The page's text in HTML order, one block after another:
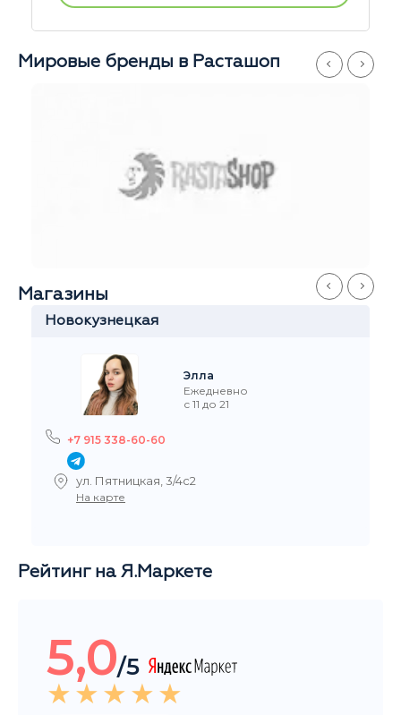
Мировые бренды в Расташоп
Китай-Город
ул.Забелина, 1
Рейтинг на Я.Маркете
5,0/5
Читать все отзывы
НАШИ ПОКУПАТЕЛИ ДОВОЛЬНЫ
Добрый день, большое спасибо за заказ, очень